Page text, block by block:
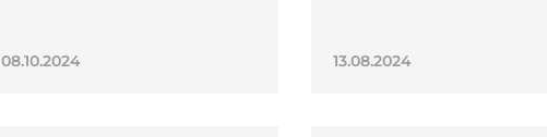
08.10.2024 13.08.2024